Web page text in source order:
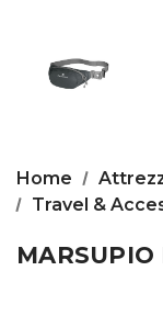
Home
Travel &